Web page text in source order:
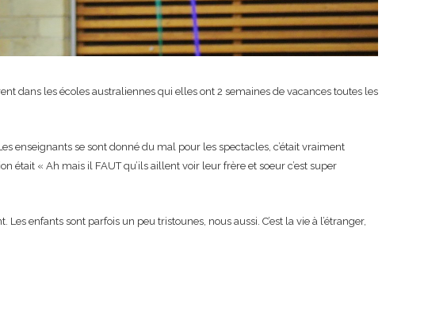
dans les écoles australiennes qui elles ont 2 semaines de vacances toutes les
enseignants se sont donné du mal pour les spectacles, c’était vraiment
était « Ah mais il FAUT qu’ils aillent voir leur frère et soeur c’est super
enfants sont parfois un peu tristounes, nous aussi. C’est la vie à l’étranger,